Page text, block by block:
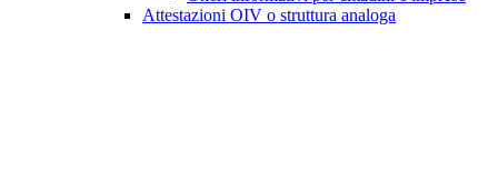
Attestazioni OIV o struttura analoga